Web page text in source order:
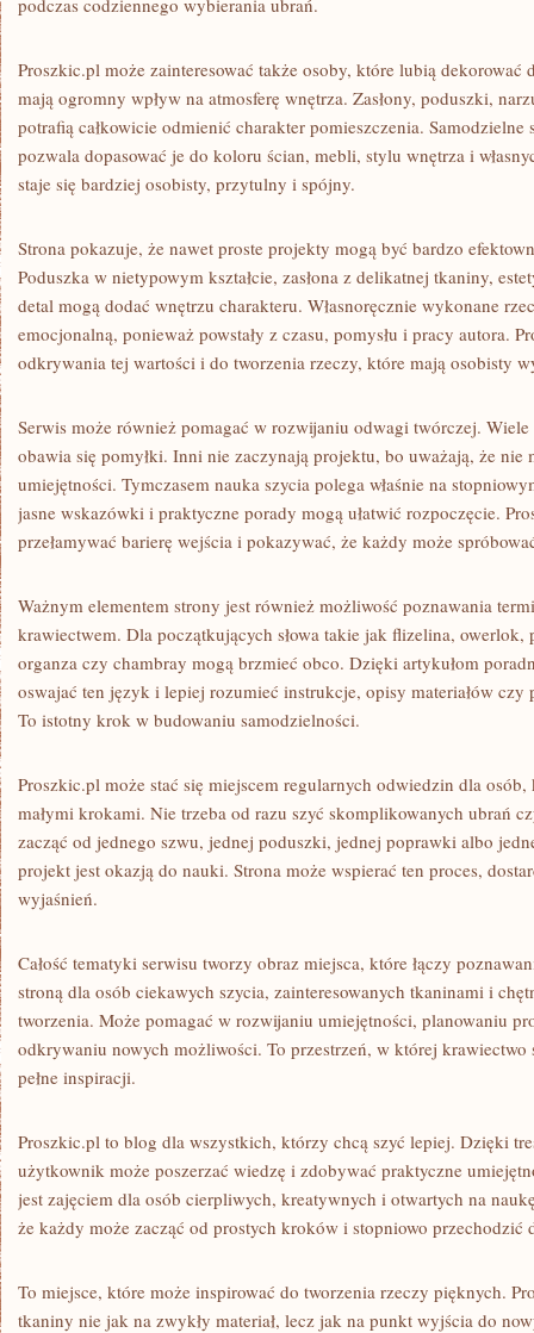
podczas codziennego wybierania ubrań.
Proszkic.pl może zainteresować także osoby, które lubią dekorować
mają ogromny wpływ na atmosferę wnętrza. Zasłony, poduszki,
potrafią całkowicie odmienić charakter pomieszczenia.
pozwala dopasować je do koloru ścian, mebli, stylu wnętrza i
staje się bardziej osobisty, przytulny i spójny.
Strona pokazuje, że nawet proste projekty mogą być bardzo
Poduszka w nietypowym kształcie, zasłona z delikatnej tkaniny,
detal mogą dodać wnętrzu charakteru. Własnoręcznie wykonane
emocjonalną, ponieważ powstały z czasu, pomysłu i pracy autora.
odkrywania tej wartości i do tworzenia rzeczy, które mają osobisty
Serwis może również pomagać w rozwijaniu odwagi twórczej. Wiele
obawia się pomyłki. Inni nie zaczynają projektu, bo uważają, że nie
umiejętności. Tymczasem nauka szycia polega właśnie na
jasne wskazówki i praktyczne porady mogą ułatwić rozpoczęcie.
przełamywać barierę wejścia i pokazywać, że każdy może
Ważnym elementem strony jest również możliwość poznawania
krawiectwem. Dla początkujących słowa takie jak flizelina,
organza czy chambray mogą brzmieć obco. Dzięki artykułom
oswajać ten język i lepiej rozumieć instrukcje, opisy materiałów
To istotny krok w budowaniu samodzielności.
Proszkic.pl może stać się miejscem regularnych odwiedzin dla
małymi krokami. Nie trzeba od razu szyć skomplikowanych ubrań
zacząć od jednego szwu, jednej poduszki, jednej poprawki albo
projekt jest okazją do nauki. Strona może wspierać ten proces,
wyjaśnień.
Całość tematyki serwisu tworzy obraz miejsca, które łączy
stroną dla osób ciekawych szycia, zainteresowanych tkaninami i
tworzenia. Może pomagać w rozwijaniu umiejętności, planowaniu
odkrywaniu nowych możliwości. To przestrzeń, w której krawiectwo
pełne inspiracji.
Proszkic.pl to blog dla wszystkich, którzy chcą szyć lepiej. Dzięki
użytkownik może poszerzać wiedzę i zdobywać praktyczne
jest zajęciem dla osób cierpliwych, kreatywnych i otwartych na
że każdy może zacząć od prostych kroków i stopniowo przechodzić
To miejsce, które może inspirować do tworzenia rzeczy pięknych.
tkaniny nie jak na zwykły materiał, lecz jak na punkt wyjścia do